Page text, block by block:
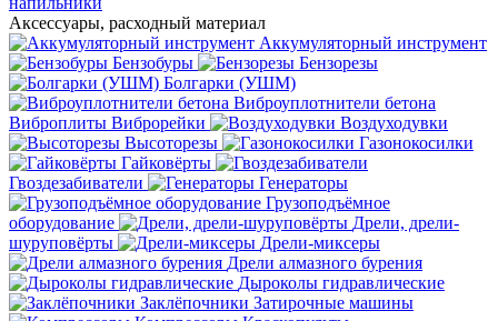
Аксессуары, расходный материал
Аккумуляторный инструмент
Бензобуры
Бензорезы
Болгарки (УШМ)
Виброуплотнители бетона
Виброплиты Виброрейки
Воздуходувки
Высоторезы
Газонокосилки
Гайковёрты
Гвоздезабиватели
Генераторы
Грузоподъёмное
оборудование
Дрели, дрели-
шуруповёрты
Дрели-миксеры
Дрели алмазного бурения
Дыроколы гидравлические
Заклёпочники Затирочные машины